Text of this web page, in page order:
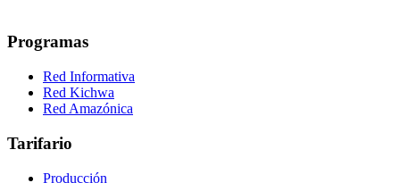
Programas
Red Informativa
Red Kichwa
Red Amazónica
Tarifario
Producción